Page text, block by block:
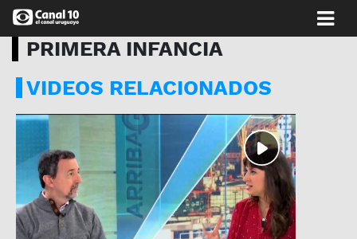
PRIMERA INFANCIA
VIDEOS RELACIONADOS